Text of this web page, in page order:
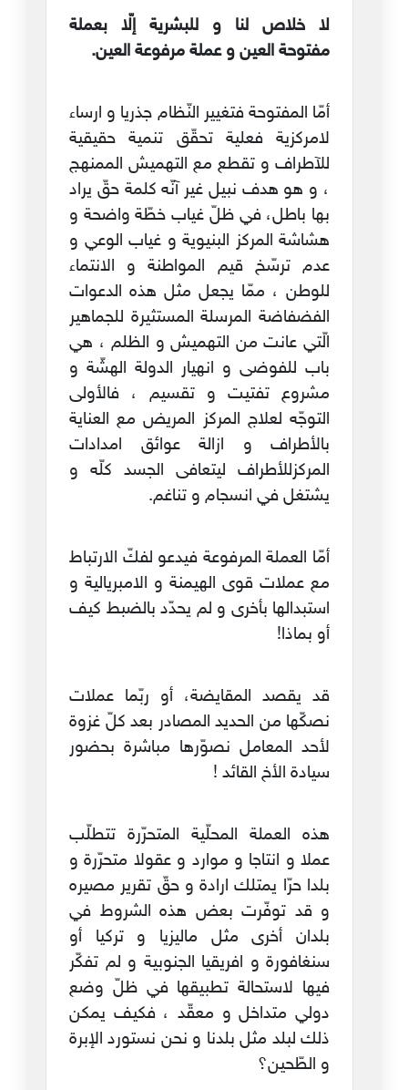
لا خلاص لنا و للبشرية إلّا بعملة
مفتوحة العين و عملة مرفوعة العين.
أمّا المفتوحة فتغيير النّظام جذريا و ارساء
لامركزية فعلية تحقّق تنمية حقيقية
للآطراف و تقطع مع التهميش الممنهج
، و هو هدف نبيل غير آنّه كلمة حقّ يراد
بها باطل، في ظلّ غياب خطّة واضحة و
هشاشة المركز البنيوية و غياب الوعي و
عدم ترسّخ قيم المواطنة و الانتماء
للوطن ، ممّا يجعل مثل هذه الدعوات
الفضفاضة المرسلة المستثيرة للجماهير
الّتي عانت من التهميش و الظلم ، هي
باب للفوضى و انهيار الدولة الهشّة و
مشروع تفتيت و تقسيم ، فالأولى
التوجّه لعلاج المركز المريض مع العناية
بالأطراف و ازالة عوائق امدادات
المركزللأطراف ليتعافى الجسد كلّه و
يشتغل في انسجام و تناغم.
أمّا العملة المرفوعة فيدعو لفكّ الارتباط
مع عملات قوى الهيمنة و الامبريالية و
استبدالها بأخرى و لم يحدّد بالضبط كيف
أو بماذا!
قد يقصد المقايضة، أو ربّما عملات
نصكّها من الحديد المصادر بعد كلّ غزوة
لأحد المعامل نصوّرها مباشرة بحضور
سيادة الأخ القائد !
هذه العملة المحلّية المتحرّرة تتطلّب
عملا و انتاجا و موارد و عقولا متحرّرة و
بلدا حرّا يمتلك ارادة و حقّ تقرير مصيره
و قد توفّرت بعض هذه الشروط في
بلدان أخرى مثل ماليزيا و تركيا أو
سنغافورة و افريقيا الجنوبية و لم تفكّر
فيها لاستحالة تطبيقها في ظلّ وضع
دولي متداخل و معقّد ، فكيف يمكن
ذلك لبلد مثل بلدنا و نحن نستورد الإبرة
و الطّحين؟